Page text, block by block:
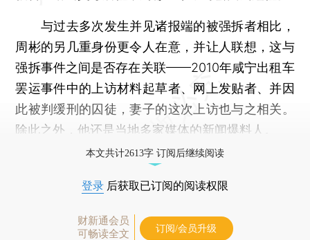
与过去多次发生并见诸报端的被强拆者相比，
周彬的另几重身份更令人在意，并让人联想，这与
强拆事件之间是否存在关联——2010年咸宁出租车
罢运事件中的上访材料起草者、网上发贴者、并因
此被判缓刑的囚徒，妻子的这次上访也与之相关。
除此之外，他还是当地多家媒体的新闻爆料人。
本文共计2613字 订阅后继续阅读
登录 后获取已订阅的阅读权限
财新通会员
可畅读全文
订阅/会员升级